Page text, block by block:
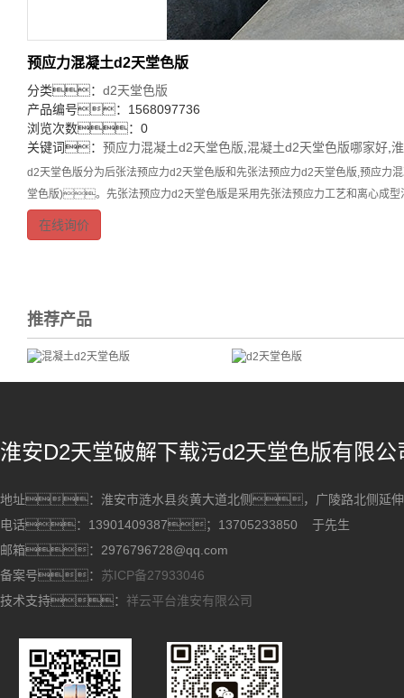
预应力混凝土d2天堂色版
分类： d2天堂色版
产品编号：1568097736
浏览次数：0
关键词： 预应力混凝土d2天堂色版,混凝土d2天堂色版哪家好,
d2天堂色版分为后张法预应力d2天堂色版和先张法预应力d2天堂色版,预应力
堂色版)。先张法预应力d2天堂色版是采用先张法预应力工艺和离心成
在线询价
推荐产品
淮安D2天堂破解下载污d2天堂色版有限公
地址：淮安市涟水县炎黄大道北侧，广陵路北侧延
电话：13901409387；13705233850 于先生
邮箱：2976796728@qq.com
备案号： 苏ICP备27933046
技术支持： 祥云平台淮安有限公司